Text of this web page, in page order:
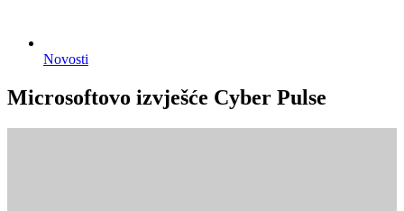
Novosti
Microsoftovo izvješće Cyber Pulse